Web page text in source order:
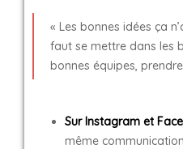
« Les bonnes idées ça
faut se mettre dans les
bonnes équipes,
Sur Instagram et
même